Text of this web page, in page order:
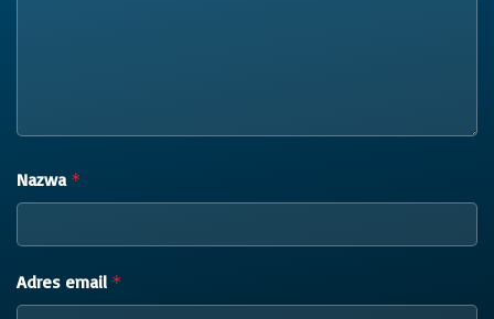
Nazwa *
Adres email *